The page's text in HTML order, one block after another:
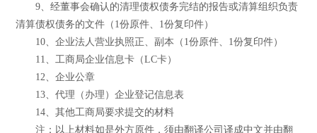
9、经董事会确认的清理债权债务完结的报告或清算组织负责
清算债权债务的文件（1份原件、1份复印件）
10、企业法人营业执照正、副本（1份原件、1份复印件）
11、工商局企业信息卡（LC卡）
12、企业公章
13、代理（办理）企业登记信息表
14、其他工商局要求提交的材料
注：以上材料如是外方原件，须由翻译公司译成中文并由翻